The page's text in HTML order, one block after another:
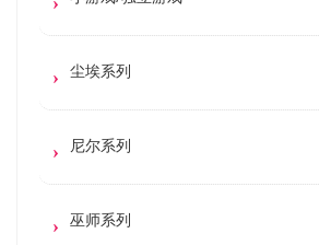
尘埃系列
尼尔系列
巫师系列